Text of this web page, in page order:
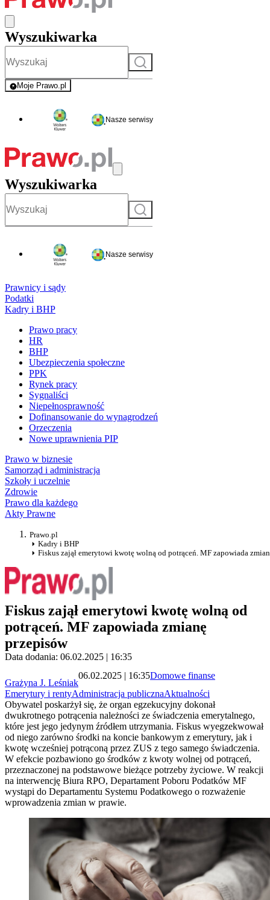
Wyszukiwarka
Szukaj
Moje Prawo.pl
- rejestracja i logowanie do serwisu
Nasze serwisy
Wyszukiwarka
Szukaj
Nasze serwisy
Prawnicy i sądy
Podatki
Kadry i BHP
Prawo pracy
HR
BHP
Ubezpieczenia społeczne
PPK
Rynek pracy
Sygnaliści
Niepełnosprawność
Dofinansowanie do wynagrodzeń
Orzeczenia
Nowe uprawnienia PIP
Prawo w biznesie
Samorząd i administracja
Szkoły i uczelnie
Zdrowie
Prawo dla każdego
Akty Prawne
Prawo.pl
Kadry i BHP
Fiskus zajął emerytowi kwotę wolną od potrąceń. MF zapowiada
Fiskus zajął emerytowi kwotę wolną od
potrąceń. MF zapowiada zmianę
przepisów
Data dodania: 06.02.2025 | 16:35
Grażyna J. Leśniak
06.02.2025 | 16:35Domowe finanse
Emerytury i rentyAdministracja publicznaAktualności
Obywatel poskarżył się, że organ egzekucyjny dokonał
dwukrotnego potrącenia należności ze świadczenia emerytalnego,
które jest jego jedynym źródłem utrzymania. Fiskus wyegzekwował
od niego zarówno środki na koncie bankowym z emerytury, jak i
kwotę wcześniej potrąconą przez ZUS z tego samego świadczenia.
W efekcie pozbawiono go środków z kwoty wolnej od potrąceń,
przeznaczonej na podstawowe bieżące potrzeby życiowe. W reakcji
na interwencję Biura RPO, Departament Poboru Podatków MF
wystąpi do Departamentu Systemu Podatkowego o rozważenie
wprowadzenia zmian w prawie.